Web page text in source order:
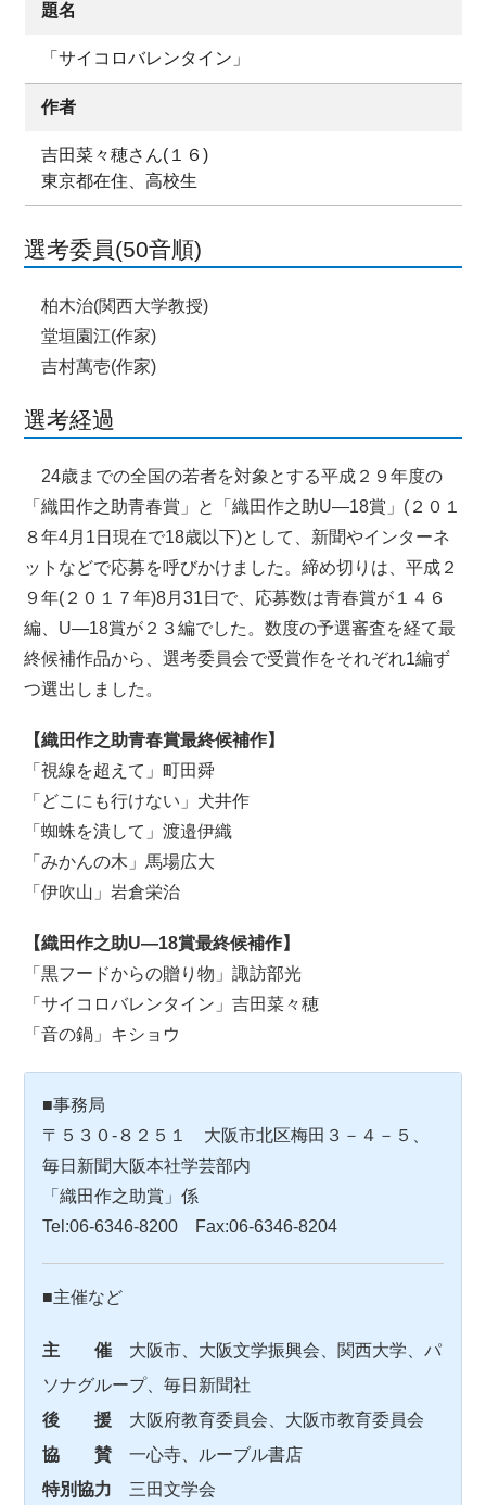
題名
「サイコロバレンタイン」
作者
吉田菜々穂さん(１６)
東京都在住、高校生
選考委員(50音順)
柏木治(関西大学教授)
堂垣園江(作家)
吉村萬壱(作家)
選考経過
24歳までの全国の若者を対象とする平成２９年度の
「織田作之助青春賞」と「織田作之助U―18賞」(２０１
８年4月1日現在で18歳以下)として、新聞やインターネ
ットなどで応募を呼びかけました。締め切りは、平成２
９年(２０１７年)8月31日で、応募数は青春賞が１４６
編、U―18賞が２３編でした。数度の予選審査を経て最
終候補作品から、選考委員会で受賞作をそれぞれ1編ず
つ選出しました。
【織田作之助青春賞最終候補作】
「視線を超えて」町田舜
「どこにも行けない」犬井作
「蜘蛛を潰して」渡邉伊織
「みかんの木」馬場広大
「伊吹山」岩倉栄治
【織田作之助U―18賞最終候補作】
「黒フードからの贈り物」諏訪部光
「サイコロバレンタイン」吉田菜々穂
「音の鍋」キショウ
■事務局
〒５３０-８２５１ 大阪市北区梅田３－４－５、
毎日新聞大阪本社学芸部内
「織田作之助賞」係
Tel:06-6346-8200 Fax:06-6346-8204
■主催など
主 催 大阪市、大阪文学振興会、関西大学、パ
ソナグループ、毎日新聞社
後 援 大阪府教育委員会、大阪市教育委員会
協 賛 一心寺、ルーブル書店
特別協力 三田文学会